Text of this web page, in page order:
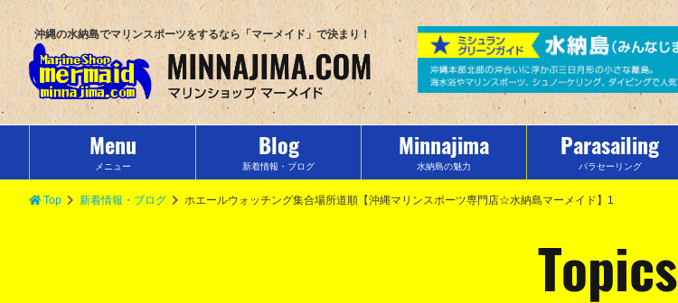
沖縄の水納島でマリンスポーツをするなら「マーメイド」で決まり！
Menu
メニュー
Blog
新着情報・ブログ
Minnajima
水納島の魅力
Parasailing
パラセーリング
Top 新着情報・ブログ ホエールウォッチング集合場所道順【沖縄マリンスポーツ専門店☆水納島マーメイド】1
Topics